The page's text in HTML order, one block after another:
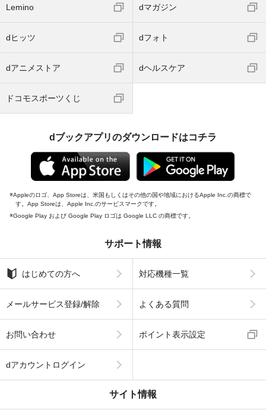
Lemino dマガジン
dヒッツ dフォト
dアニメストア dヘルスケア
ドコモスポーツくじ
dブックアプリのダウンロードはコチラ
Appleのロゴ、App Storeは、米国もしくはその他の国や地域におけるApple Inc.の商標で
す。App Storeは、Apple Inc.のサービスマークです。
Google Play および Google Play ロゴは Google LLC の商標です。
サポート情報
はじめての方へ 対応機種一覧
メールサービス登録/解除 よくある質問
お問い合わせ ポイント表示設定
dアカウントログイン
サイト情報